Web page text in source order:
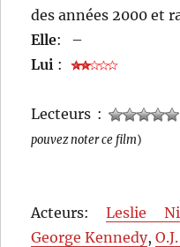
des années 2000 et
Elle:
–
Lui :
Lecteurs :
pouvez noter ce film)
Acteurs:Leslie
George Kennedy,